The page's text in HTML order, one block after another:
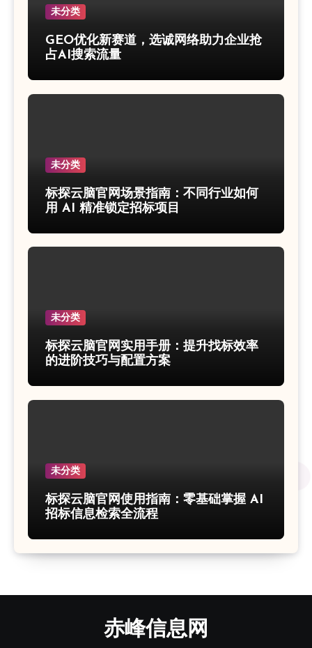
未分类
GEO优化新赛道，选诚网络助力企业抢
占AI搜索流量
未分类
标探云脑官网场景指南：不同行业如何
用 AI 精准锁定招标项目
未分类
标探云脑官网实用手册：提升找标效率
的进阶技巧与配置方案
未分类
标探云脑官网使用指南：零基础掌握 AI
招标信息检索全流程
赤峰信息网